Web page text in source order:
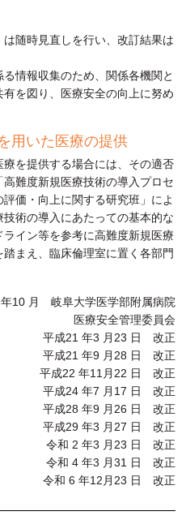
随時見直しを行い、改訂結果は
情報収集のため、関係各機関と
を図り、医療安全の向上に努め
用いた医療の提供
を提供する場合には、その適否
難度新規医療技術の導入プロセ
価・向上に関する研究班」によ
術の導入にあたっての基本的な
イン等を参考に高難度新規医療
まえ、臨床倫理室に置く各部門
10 月 岐阜大学医学部附属病院
医療安全管理委員会
平成21 年3 月23 日 改正
平成21 年9 月28 日 改正
平成22 年11月22 日 改正
平成24 年7 月17 日 改正
平成28 年9 月26 日 改正
平成29 年3 月27 日 改正
令和 2 年3 月23 日 改正
令和 4 年3 月31 日 改正
令和 6 年12月23 日 改正